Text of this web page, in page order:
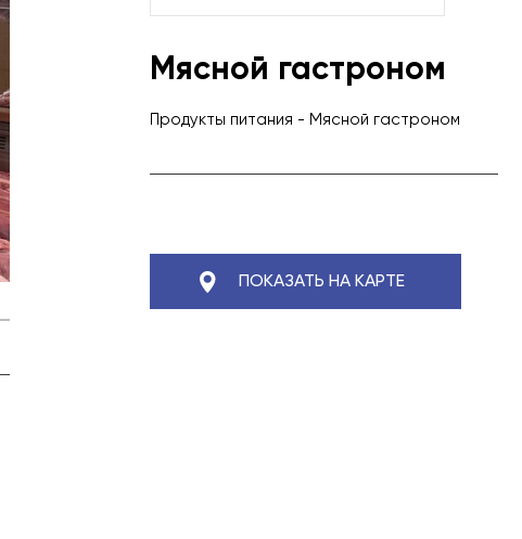
Мясной гастроном
Продукты питания - Мясной гастроном
ПОКАЗАТЬ НА КАРТЕ